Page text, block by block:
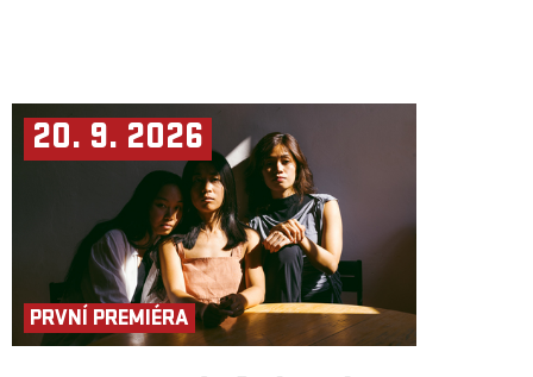
20. 9. 2026
PRVNÍ PREMIÉRA